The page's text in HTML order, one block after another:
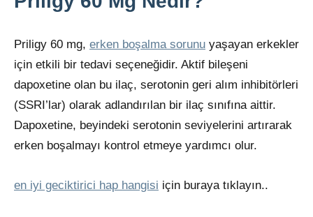
Priligy 60 mg, erken boşalma sorunu yaşayan erkekler
için etkili bir tedavi seçeneğidir. Aktif bileşeni
dapoxetine olan bu ilaç, serotonin geri alım inhibitörleri
(SSRI’lar) olarak adlandırılan bir ilaç sınıfına aittir.
Dapoxetine, beyindeki serotonin seviyelerini artırarak
erken boşalmayı kontrol etmeye yardımcı olur.
en iyi geciktirici hap hangisi için buraya tıklayın..